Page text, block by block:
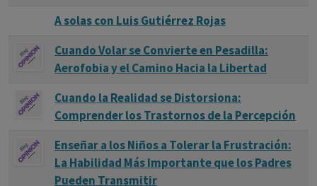
A solas con Luis Gutiérrez Rojas
Cuando Volar se Convierte en Pesadilla:
Aerofobia y el Camino Hacia la Libertad
Cuando la Realidad se Distorsiona:
Comprender los Trastornos de la Percepción
Enseñar a los Niños a Tolerar la Frustración:
La Habilidad Más Importante que los Padres
Pueden Transmitir